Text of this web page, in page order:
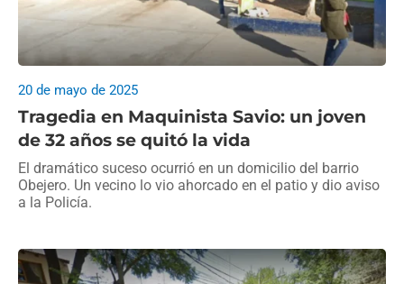
Tragedia en Maquinista Savio: un joven
de 32 años se quitó la vida
20 de mayo de 2025
El dramático suceso ocurrió en un domicilio del barrio
Obejero. Un vecino lo vio ahorcado en el patio y dio aviso
a la Policía.